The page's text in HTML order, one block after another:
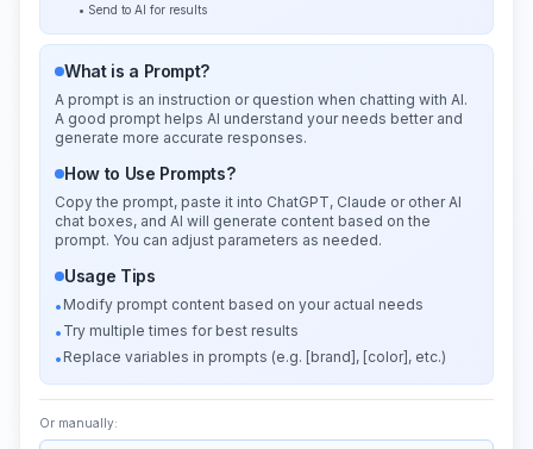
• Send to AI for results
What is a Prompt?
A prompt is an instruction or question when chatting with AI.
A good prompt helps AI understand your needs better and
generate more accurate responses.
How to Use Prompts?
Copy the prompt, paste it into ChatGPT, Claude or other AI
chat boxes, and AI will generate content based on the
prompt. You can adjust parameters as needed.
Usage Tips
• Modify prompt content based on your actual needs
• Try multiple times for best results
• Replace variables in prompts (e.g. [brand], [color], etc.)
Or manually: